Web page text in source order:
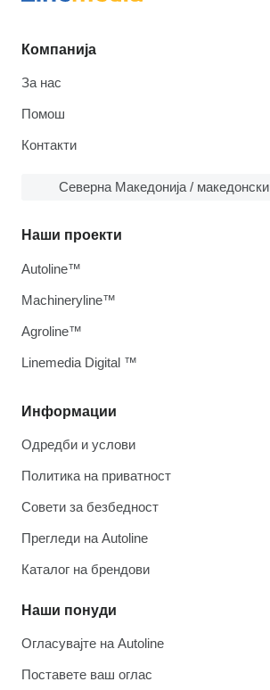
Компанија
За нас
Помош
Контакти
Северна Македонија / македонски
Информации
Одредби и услови
Политика на приватност
Совети за безбедност
Прегледи на Autoline
Каталог на брендови
Наши понуди
Огласувајте на Autoline
Поставете ваш оглас
Наши проекти
Autoline™
Machineryline™
Agroline™
Linemedia Digital ™